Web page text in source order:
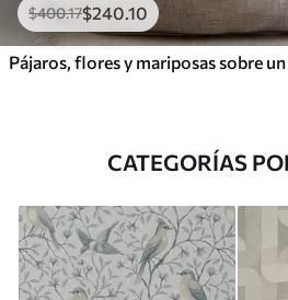
$400.17$240.10
CATEGORÍAS